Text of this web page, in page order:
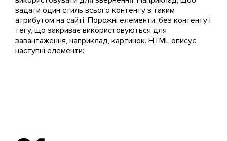
задати один стиль всього контенту з таким
атрибутом на сайті. Порожні елементи, без контенту і
тегу, що закриває використовуються для
завантаження, наприклад, картинок. HTML описує
наступні елементи: